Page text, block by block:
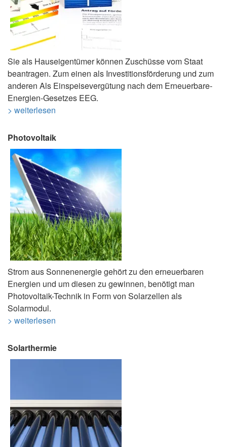
Sie als Hauseigentümer können Zuschüsse vom Staat
beantragen. Zum einen als Investitionsförderung und zum
anderen Als Einspeisevergütung nach dem Erneuerbare-
Energien-Gesetzes EEG.
> weiterlesen
Photovoltaik
Strom aus Sonnenenergie gehört zu den erneuerbaren
Energien und um diesen zu gewinnen, benötigt man
Photovoltaik-Technik in Form von Solarzellen als
Solarmodul.
> weiterlesen
Solarthermie